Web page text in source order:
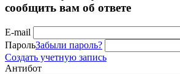
сообщить вам об ответе
E-mail
ПарольЗабыли пароль?
Создать учетную запись
Антибот